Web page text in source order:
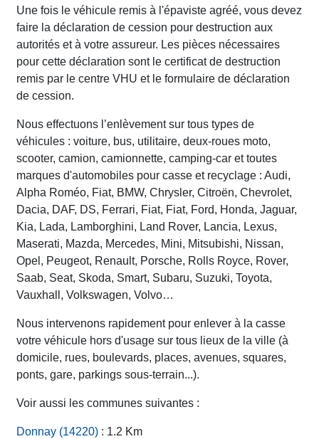
Une fois le véhicule remis à l'épaviste agréé, vous devez
faire la déclaration de cession pour destruction aux
autorités et à votre assureur. Les pièces nécessaires
pour cette déclaration sont le certificat de destruction
remis par le centre VHU et le formulaire de déclaration
de cession.
Nous effectuons l’enlèvement sur tous types de
véhicules : voiture, bus, utilitaire, deux-roues moto,
scooter, camion, camionnette, camping-car et toutes
marques d'automobiles pour casse et recyclage : Audi,
Alpha Roméo, Fiat, BMW, Chrysler, Citroën, Chevrolet,
Dacia, DAF, DS, Ferrari, Fiat, Fiat, Ford, Honda, Jaguar,
Kia, Lada, Lamborghini, Land Rover, Lancia, Lexus,
Maserati, Mazda, Mercedes, Mini, Mitsubishi, Nissan,
Opel, Peugeot, Renault, Porsche, Rolls Royce, Rover,
Saab, Seat, Skoda, Smart, Subaru, Suzuki, Toyota,
Vauxhall, Volkswagen, Volvo…
Nous intervenons rapidement pour enlever à la casse
votre véhicule hors d'usage sur tous lieux de la ville (à
domicile, rues, boulevards, places, avenues, squares,
ponts, gare, parkings sous-terrain...).
Voir aussi les communes suivantes :
Donnay (14220) : 1.2 Km